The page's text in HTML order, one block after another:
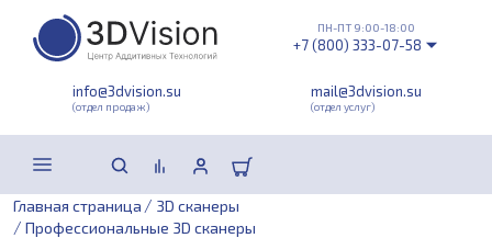
info@3dvision.su
(отдел продаж)
mail@3dvision.su
(отдел услуг)
ПН-ПТ 9:00-18:00
+7 (800) 333-07-58
Главная страница / 3D сканеры
/ Профессиональные 3D сканеры